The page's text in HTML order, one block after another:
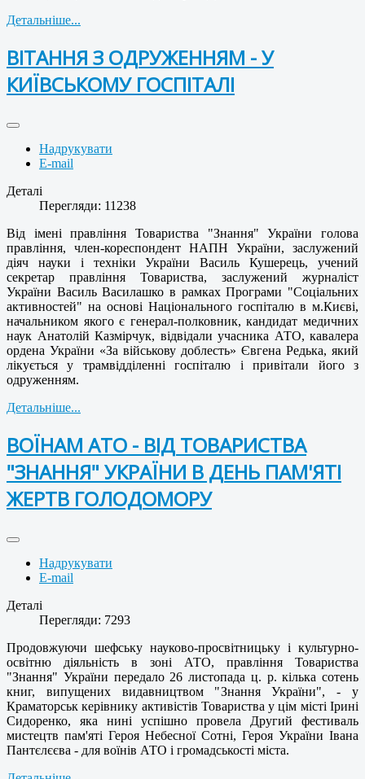
Детальніше...
ВІТАННЯ З ОДРУЖЕННЯМ - У
КИЇВСЬКОМУ ГОСПІТАЛІ
Надрукувати
E-mail
Деталі
Перегляди: 11238
Від імені правління Товариства "Знання" України голова
правління, член-кореспондент НАПН України, заслужений
діяч науки і техніки України Василь Кушерець, учений
секретар правління Товариства, заслужений журналіст
України Василь Василашко в рамках Програми "Соціальних
активностей" на основі Національного госпіталю в м.Києві,
начальником якого є генерал-полковник, кандидат медичних
наук Анатолій Казмірчук, відвідали учасника АТО, кавалера
ордена України «За військову доблесть» Євгена Редька, який
лікується у трамвідділенні госпіталю і привітали його з
одруженням.
Детальніше...
ВОЇНАМ АТО - ВІД ТОВАРИСТВА
"ЗНАННЯ" УКРАЇНИ В ДЕНЬ ПАМ'ЯТІ
ЖЕРТВ ГОЛОДОМОРУ
Надрукувати
E-mail
Деталі
Перегляди: 7293
Продовжуючи шефську науково-просвітницьку і культурно-
освітню діяльність в зоні АТО, правління Товариства
"Знання" України передало 26 листопада ц. р. кілька сотень
книг, випущених видавництвом "Знання України", - у
Краматорськ керівнику активістів Товариства у цім місті Ірині
Сидоренко, яка нині успішно провела Другий фестиваль
мистецтв пам'яті Героя Небесної Сотні, Героя України Івана
Пантєлєєва - для воїнів АТО і громадськості міста.